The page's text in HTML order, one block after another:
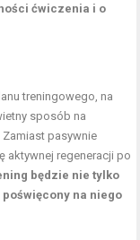
ćwiczenia i o
treningowego, na
sposób na
pasywnie
aktywnej regeneracji po
będzie nie tylko
na niego